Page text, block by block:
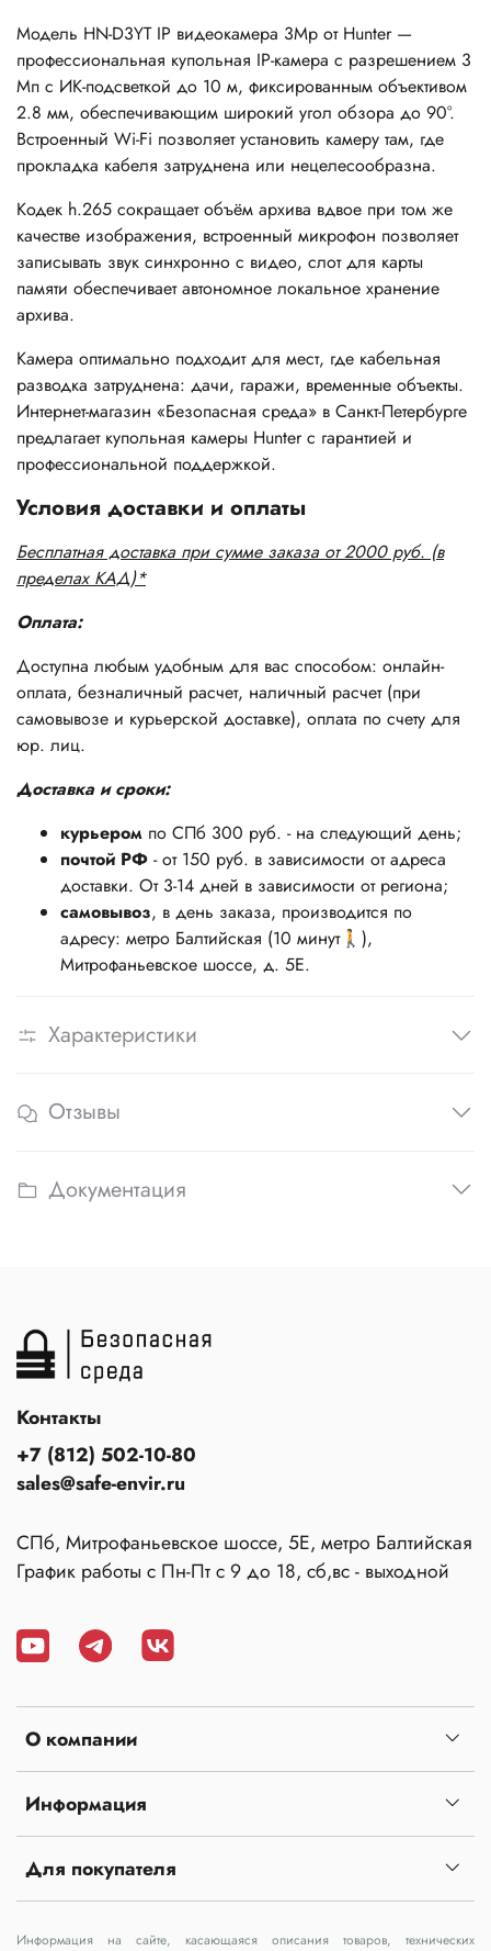
Модель HN-D3YT IP видеокамера 3Mp от Hunter —
профессиональная купольная IP-камера с разрешением 3
Мп с ИК-подсветкой до 10 м, фиксированным объективом
2.8 мм, обеспечивающим широкий угол обзора до 90°.
Встроенный Wi-Fi позволяет установить камеру там, где
прокладка кабеля затруднена или нецелесообразна.
Кодек h.265 сокращает объём архива вдвое при том же
качестве изображения, встроенный микрофон позволяет
записывать звук синхронно с видео, слот для карты
памяти обеспечивает автономное локальное хранение
архива.
Камера оптимально подходит для мест, где кабельная
разводка затруднена: дачи, гаражи, временные объекты.
Интернет-магазин «Безопасная среда» в Санкт-Петербурге
предлагает купольная камеры Hunter с гарантией и
профессиональной поддержкой.
Условия доставки и оплаты
Бесплатная доставка при сумме заказа от 2000 руб. (в
пределах КАД)*
Оплата:
Доступна любым удобным для вас способом: онлайн-
оплата, безналичный расчет, наличный расчет (при
самовывозе и курьерской доставке), оплата по счету для
юр. лиц.
Доставка и сроки:
курьером по СПб 300 руб. - на следующий день;
почтой РФ - от 150 руб. в зависимости от адреса
доставки. От 3-14 дней в зависимости от региона;
самовывоз, в день заказа, производится по
адресу: метро Балтийская (10 минут🚶),
Митрофаньевское шоссе, д. 5Е.
Характеристики
Отзывы
Документация
О компании
Информация
Для покупателя
Контакты
+7 (812) 502-10-80
sales@safe-envir.ru
СПб, Митрофаньевское шоссе, 5Е, метро Балтийская
График работы с Пн-Пт с 9 до 18, сб,вс - выходной
Информация на сайте, касающаяся описания товаров, технических